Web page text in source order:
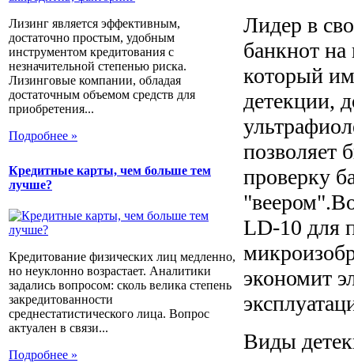
Лизинг является эффективным,
достаточно простым, удобным
инструментом кредитования с
незначительной степенью риска.
Лизинговые компании, обладая
достаточным объемом средств для
приобретения...
Подробнее »
Кредитные карты, чем больше тем
лучше?
Кредитование физических лиц медленно,
но неуклонно возрастает. Аналитики
задались вопросом: сколь велика степень
закредитованности
среднестатистического лица. Вопрос
актуален в связи...
Подробнее »
Лидер в
банкнот
который
детекции,
позволяет
проверку
LD-10 для
экономит
Виды